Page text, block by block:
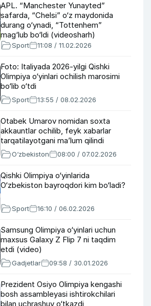
APL. “Manchester Yunayted”
safarda, “Chelsi” o‘z maydonida
durang o‘ynadi, “Tottenhem”
mag‘lub bo‘ldi (videosharh)
Sport 11:08 / 11.02.2026
Foto: Italiyada 2026-yilgi Qishki
Olimpiya o‘yinlari ochilish marosimi
bo‘lib o‘tdi
Sport 13:55 / 08.02.2026
Otabek Umarov nomidan soxta
akkauntlar ochilib, feyk xabarlar
tarqatilayotgani ma’lum qilindi
O‘zbekiston 08:00 / 07.02.2026
Qishki Olimpiya o‘yinlarida
O‘zbekiston bayroqdori kim bo‘ladi?
Sport 16:10 / 06.02.2026
Samsung Olimpiya o‘yinlari uchun
maxsus Galaxy Z Flip 7 ni taqdim
etdi (video)
Gadjetlar 09:58 / 30.01.2026
Prezident Osiyo Olimpiya kengashi
bosh assambleyasi ishtirokchilari
bilan uchrashuv o‘tkazdi